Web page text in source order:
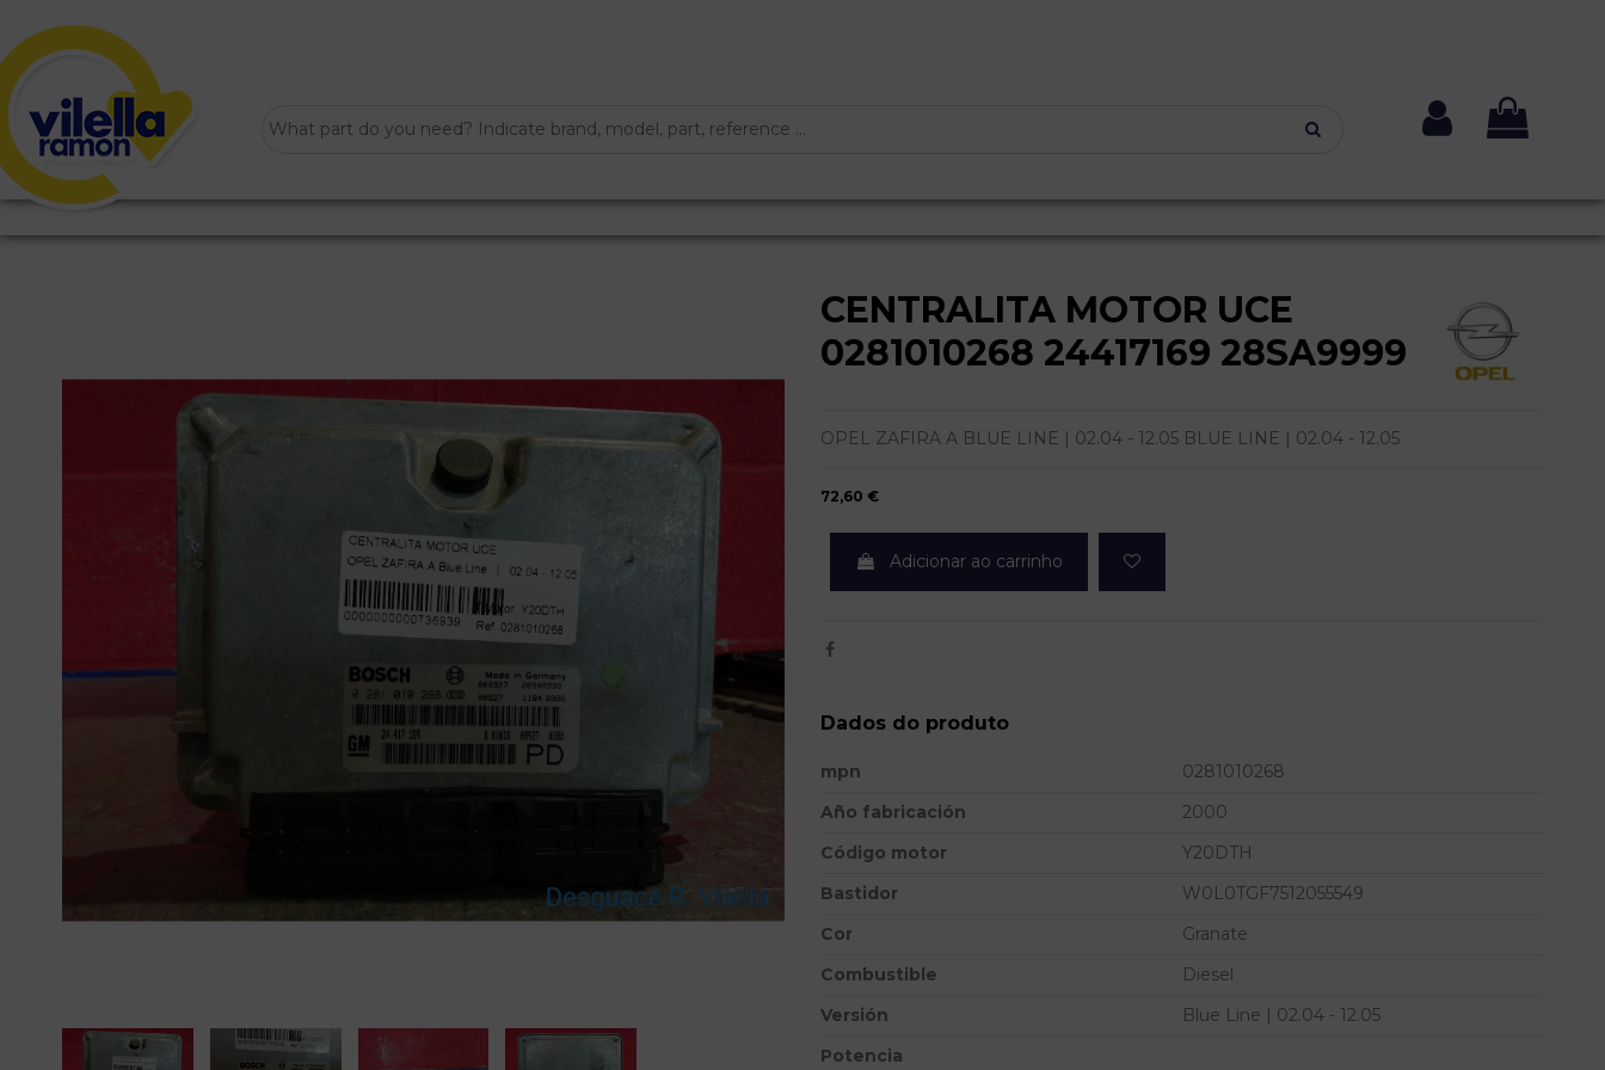
CENTRALITA MOTOR UCE
0281010268 24417169 28SA9999
OPEL ZAFIRA A BLUE LINE | 02.04 - 12.05 BLUE LINE | 02.04 - 12.05
72,60 €
Adicionar ao carrinho
Dados do produto
mpn
0281010268
Año fabricación
2000
Código motor
Y20DTH
Bastidor
W0L0TGF7512055549
Cor
Granate
Combustible
Diesel
Versión
Blue Line | 02.04 - 12.05
Potencia